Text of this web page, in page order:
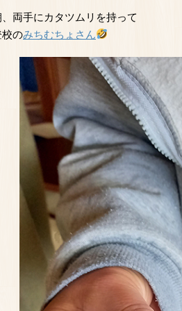
、両手にカタツムリを持って
校のみちむちょさん